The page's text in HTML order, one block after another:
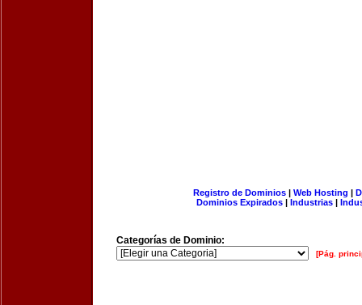
Registro de Dominios| Web Hosting |
Dominios Expirados | Industrias |
Categorías de Dominio:
[Pág.